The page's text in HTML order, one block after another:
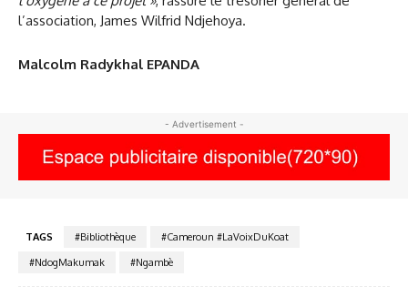
l’association, James Wilfrid Ndjehoya.
Malcolm Radykhal EPANDA
- Advertisement -
TAGS #Bibliothèque
#Cameroun #LaVoixDuKoat
#NdogMakumak
#Ngambè